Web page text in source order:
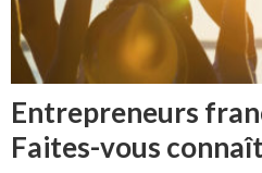
Entrepreneurs
Faites-vous